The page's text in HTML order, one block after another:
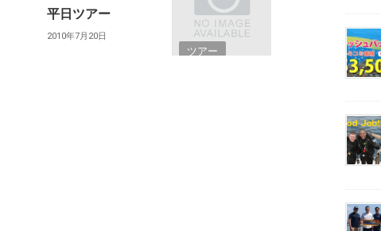
ツアー
平日ツアー
2010年7月20日